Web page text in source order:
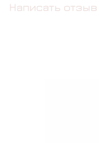
Написать отзыв